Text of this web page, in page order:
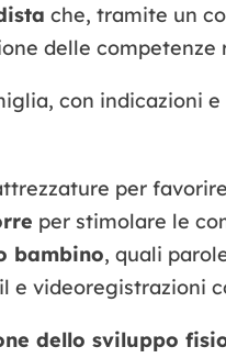
che, tramite un
delle competenze
con indicazioni
per
per stimolare le
bambino, quali
e videoregistrazioni
dello sviluppo